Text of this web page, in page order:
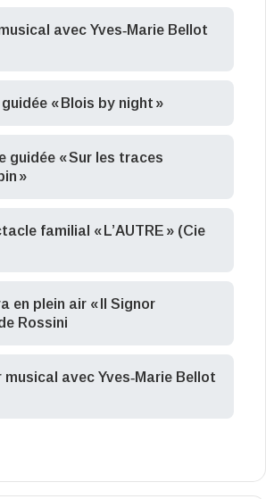
avec Yves‑Marie Bellot
« Blois by night »
guidée « Sur les traces
»
familial « L’AUTRE » (Cie
en plein air « Il Signor
Rossini
avec Yves‑Marie Bellot